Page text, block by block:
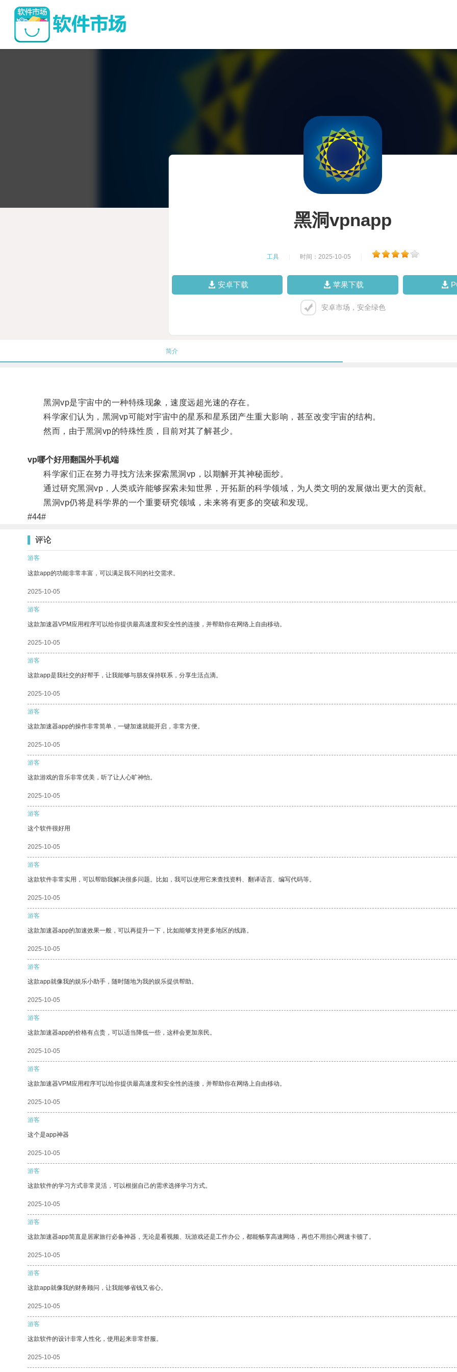
黑洞vpnapp
工具 时间：2025-10-05
安卓下载 苹果下载
安卓市场，安全绿色
简介
黑洞vp是宇宙中的一种特殊现象，速度远超光速的存在。
科学家们认为，黑洞vp可能对宇宙中的星系和星系团产生重大影响，甚至改变宇宙的结构。
然而，由于黑洞vp的特殊性质，目前对其了解甚少。
vp哪个好用翻国外手机端
科学家们正在努力寻找方法来探索黑洞vp，以期解开其神秘面纱。
通过研究黑洞vp，人类或许能够探索未知世界，开拓新的科学领域，为人类文明的发展做出更大的贡献。
黑洞vp仍将是科学界的一个重要研究领域，未来将有更多的突破和发现。
#44#
评论
游客
这款app的功能非常丰富，可以满足我不同的社交需求。
2025-10-05
游客
这款加速器VPM应用程序可以给你提供最高速度和安全性的连接，并帮助你在网络上自由移动。
2025-10-05
游客
这款app是我社交的好帮手，让我能够与朋友保持联系，分享生活点滴。
2025-10-05
游客
这款加速器app的操作非常简单，一键加速就能开启，非常方便。
2025-10-05
游客
这款游戏的音乐非常优美，听了让人心旷神怡。
2025-10-05
游客
这个软件很好用
2025-10-05
游客
这款软件非常实用，可以帮助我解决很多问题。比如，我可以使用它来查找资料、翻译语言、编写代码等。
2025-10-05
游客
这款加速器app的加速效果一般，可以再提升一下，比如能够支持更多地区的线路。
2025-10-05
游客
这款app就像我的娱乐小助手，随时随地为我的娱乐提供帮助。
2025-10-05
游客
这款加速器app的价格有点贵，可以适当降低一些，这样会更加亲民。
2025-10-05
游客
这款加速器VPM应用程序可以给你提供最高速度和安全性的连接，并帮助你在网络上自由移动。
2025-10-05
游客
这个是app神器
2025-10-05
游客
这款软件的学习方式非常灵活，可以根据自己的需求选择学习方式。
2025-10-05
游客
这款加速器app简直是居家旅行必备神器，无论是看视频、玩游戏还是工作办公，都能畅享高速网络，再也不用担心网速卡顿了。
2025-10-05
游客
这款app就像我的财务顾问，让我能够省钱又省心。
2025-10-05
游客
这款软件的设计非常人性化，使用起来非常舒服。
2025-10-05